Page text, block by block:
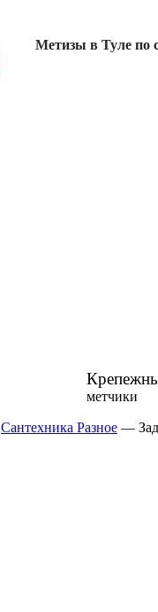
Метизы в Туле
метчики
Сантехника Разное —